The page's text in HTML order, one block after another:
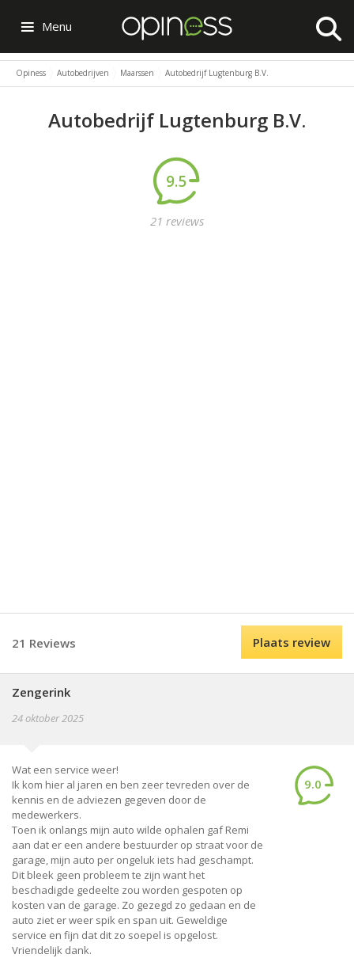
Menu
Opiness Autobedrijven Maarssen Autobedrijf Lugtenburg B.V.
Autobedrijf Lugtenburg B.V.
9.5
21 reviews
21 Reviews Plaats review
Zengerink
24 oktober 2025
Wat een service weer!
Ik kom hier al jaren en ben zeer tevreden over de
kennis en de adviezen gegeven door de
medewerkers.
Toen ik onlangs mijn auto wilde ophalen gaf Remi
aan dat er een andere bestuurder op straat voor de
garage, mijn auto per ongeluk iets had geschampt.
Dit bleek geen probleem te zijn want het
beschadigde gedeelte zou worden gespoten op
kosten van de garage. Zo gezegd zo gedaan en de
auto ziet er weer spik en span uit. Geweldige
service en fijn dat dit zo soepel is opgelost.
Vriendelijk dank.
9.0